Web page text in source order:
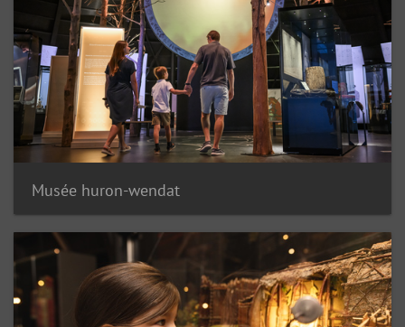
Musée huron-wendat